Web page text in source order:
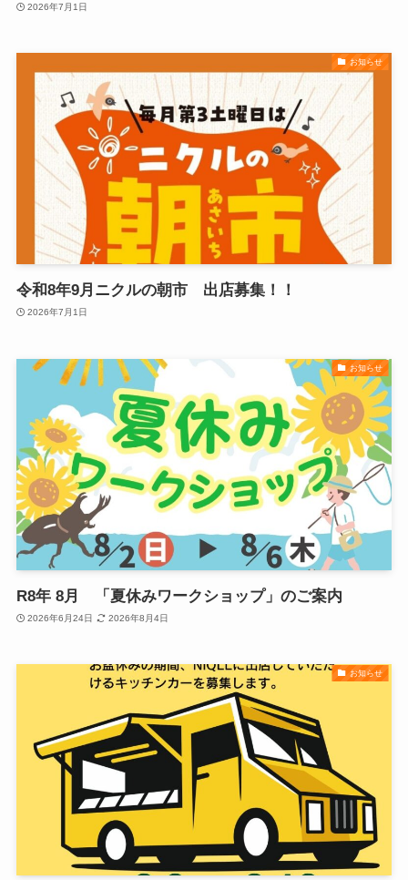
2026年7月1日
お知らせ
令和8年9月ニクルの朝市 出店募集！！
2026年7月1日
お知らせ
R8年 8月 「夏休みワークショップ」のご案内
2026年6月24日 2026年8月4日
お知らせ